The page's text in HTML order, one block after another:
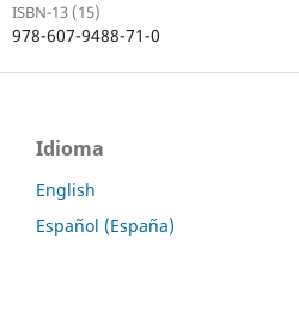
ISBN-13 (15)
978-607-9488-71-0
Idioma
English
Español (España)